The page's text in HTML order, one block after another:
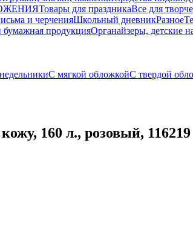
Товары для праздникаВсе для
и черченияШкольный дневникРазное
бумажная продукцияОрганайзеры, детские
С мягкой обложкойС твердой
160 л., розовый, 116219